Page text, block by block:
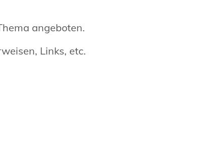
angeboten.
Links, etc.